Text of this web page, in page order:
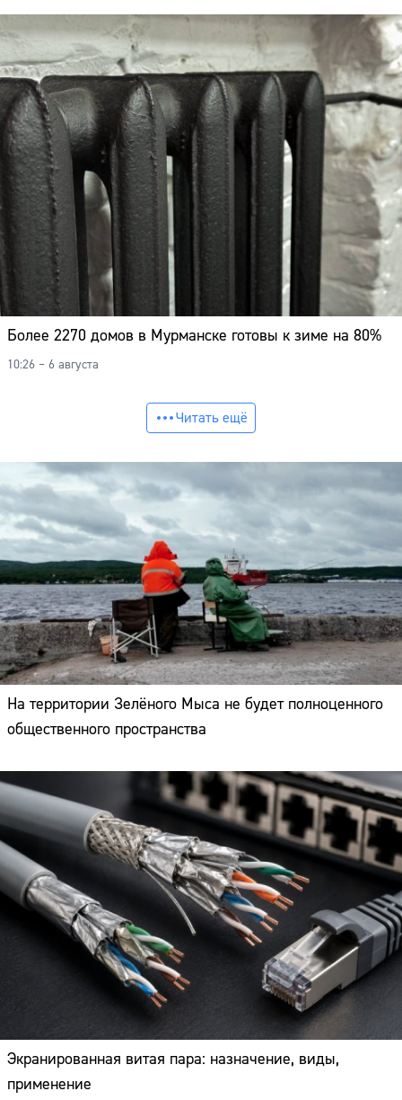
Более 2270 домов в Мурманске готовы к зиме на 80%
10:26 – 6 августа
Читать ещё
На территории Зелёного Мыса не будет полноценного
общественного пространства
Экранированная витая пара: назначение, виды,
применение